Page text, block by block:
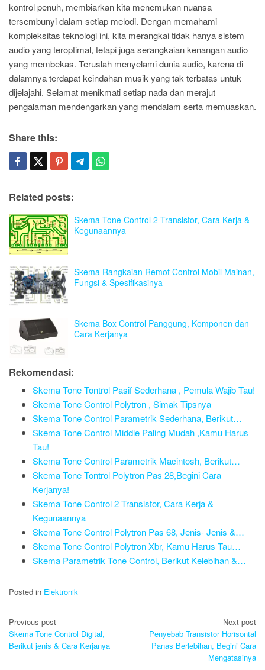
kontrol penuh, membiarkan kita menemukan nuansa
tersembunyi dalam setiap melodi. Dengan memahami
kompleksitas teknologi ini, kita merangkai tidak hanya sistem
audio yang teroptimal, tetapi juga serangkaian kenangan audio
yang membekas. Teruslah menyelami dunia audio, karena di
dalamnya terdapat keindahan musik yang tak terbatas untuk
dijelajahi. Selamat menikmati setiap nada dan merajut
pengalaman mendengarkan yang mendalam serta memuaskan.
Share this:
Related posts:
Skema Tone Control 2 Transistor, Cara Kerja &
Kegunaannya
Skema Rangkaian Remot Control Mobil Mainan,
Fungsi & Spesifikasinya
Skema Box Control Panggung, Komponen dan
Cara Kerjanya
Rekomendasi:
Skema Tone Tontrol Pasif Sederhana , Pemula Wajib Tau!
Skema Tone Control Polytron , Simak Tipsnya
Skema Tone Control Parametrik Sederhana, Berikut…
Skema Tone Control Middle Paling Mudah ,Kamu Harus
Tau!
Skema Tone Control Parametrik Macintosh, Berikut…
Skema Tone Tontrol Polytron Pas 28,Begini Cara
Kerjanya!
Skema Tone Control 2 Transistor, Cara Kerja &
Kegunaannya
Skema Tone Control Polytron Pas 68, Jenis- Jenis &…
Skema Tone Control Polytron Xbr, Kamu Harus Tau…
Skema Parametrik Tone Control, Berikut Kelebihan &…
Posted in Elektronik
Post
navigation
Previous post
Skema Tone Control Digital,
Berikut jenis & Cara Kerjanya
Next post
Penyebab Transistor Horisontal
Panas Berlebihan, Begini Cara
Mengatasinya